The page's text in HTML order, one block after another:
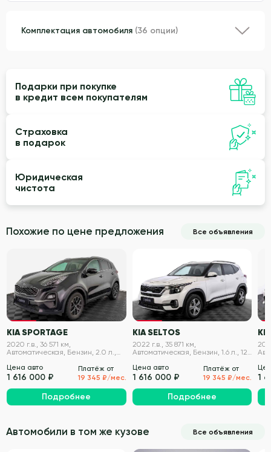
Комплектация автомобиля (36 опции)
Подарки при покупке
в кредит всем покупателям
Страховка
в подарок
Юридическая
чистота
Похожие по цене предложения Все объявления
VIN проверен
KIA SPORTAGE
2020 г.в., 36 571 км,
Автоматическая, Бензин, 2.0 л.,
Цена авто
1 616 000 ₽
Платёж от
19 345 ₽/мес.
Подробнее
VIN проверен
KIA SELTOS
2022 г.в., 35 871 км,
Автоматическая, Бензин, 1.6 л., 121
Цена авто
1 616 000 ₽
Платёж от
19 345 ₽/мес.
Подробнее
1
Автомобили в том же кузове Все объявления